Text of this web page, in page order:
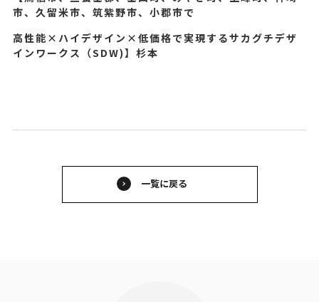
市、久留米市、筑紫野市、小郡市で
高性能×ハイデザイン×低価格で実現するサカグチデザ
インワークス（SDW)】杉本
一覧に戻る